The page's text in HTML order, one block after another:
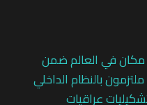
مكان في العالم ضمن
بالنظام الداخلي
عراقيات